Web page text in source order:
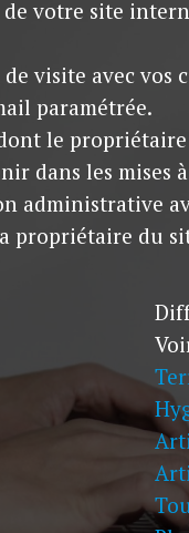
votre site
visite avec vos
paramétrée.
le propriétaire
dans les mises
administrative
propriétaire du